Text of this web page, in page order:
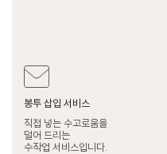
봉투 삽입 서비스
직접 넣는 수고로움을
덜어 드리는
수작업 서비스입니다.